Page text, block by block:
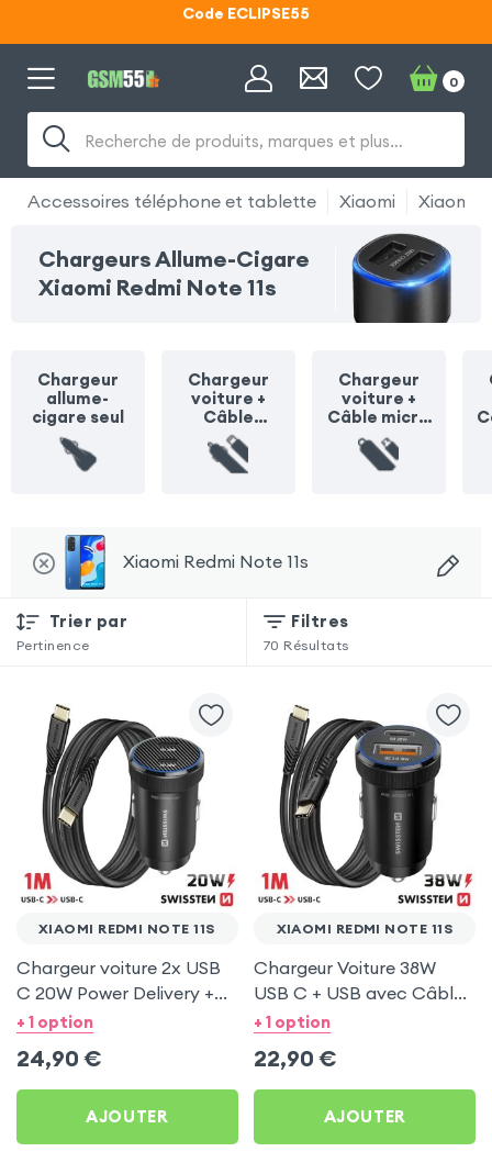
Code ECLIPSE55
Recherche de produits, marques et plus…
0
Accessoires téléphone et tablette Xiaomi Xiaomi
Chargeurs Allume-Cigare
Xiaomi Redmi Note 11s
Chargeur
allume-
cigare seul
Chargeur
voiture +
Câble
Lightning
Chargeur
voiture +
Câble micro
USB
Xiaomi Redmi Note 11s
Trier par
Pertinence
Filtres
70 Résultats
XIAOMI REDMI NOTE 11S
Chargeur voiture 2x USB
C 20W Power Delivery +
Câble USB C 60W pour
+ 1 option
24,90 €
AJOUTER
XIAOMI REDMI NOTE 11S
Chargeur Voiture 38W
USB C + USB avec Câble
type C Swissten pour
+ 1 option
22,90 €
AJOUTER